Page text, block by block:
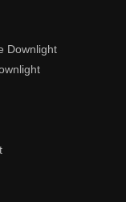
Downlight